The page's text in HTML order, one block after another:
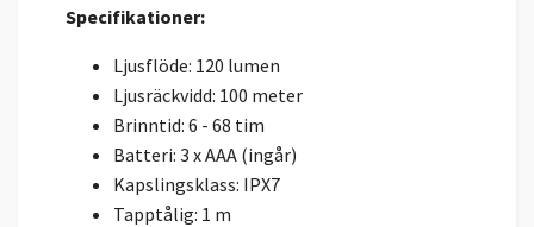
Specifikationer:
Ljusflöde: 120 lumen
Ljusräckvidd: 100 meter
Brinntid: 6 - 68 tim
Batteri: 3 x AAA (ingår)
Kapslingsklass: IPX7
Tapptålig: 1 m